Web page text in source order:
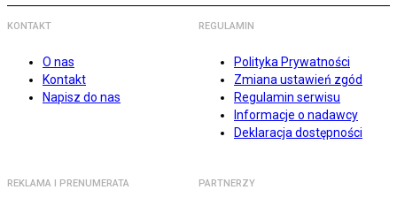
KONTAKT
O nas
Kontakt
Napisz do nas
REGULAMIN
Polityka Prywatności
Zmiana ustawień zgód
Regulamin serwisu
Informacje o nadawcy
Deklaracja dostępności
REKLAMA I PRENUMERATA PARTNERZY